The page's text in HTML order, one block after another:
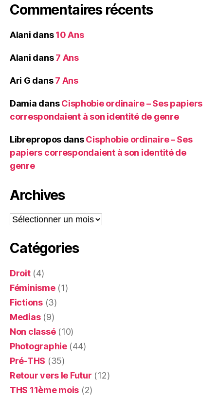
Commentaires récents
Alani dans10 Ans
Alani dans7 Ans
Ari G dans7 Ans
Damia dansCisphobie ordinaire – Ses papiers
correspondaient à son identité de genre
Librepropos dansCisphobie ordinaire – Ses
papiers correspondaient à son identité de
genre
Archives
Archives
Catégories
Droit(4)
Féminisme(1)
Fictions(3)
Medias(9)
Non classé(10)
Photographie(44)
Pré-THS (35)
Retour vers le Futur (12)
THS 11ème mois (2)